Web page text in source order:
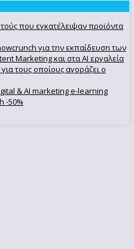
που εγκατέλειψαν προϊόντα
για την εκπαίδευση των
Marketing και στα AI εργαλεία
τους οποίους αγοράζει ο
& AI marketing e-learning
-50%